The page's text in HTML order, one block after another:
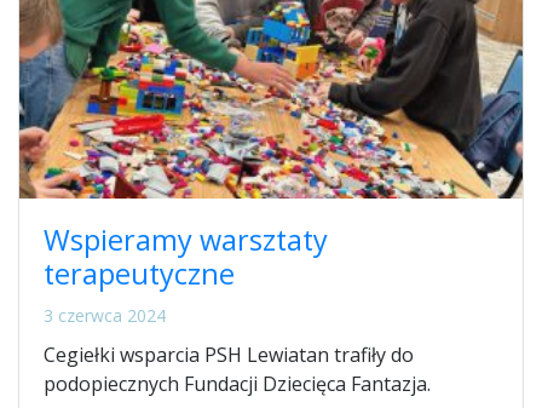
Wspieramy warsztaty
terapeutyczne
3 czerwca 2024
Cegiełki wsparcia PSH Lewiatan trafiły do
podopiecznych Fundacji Dziecięca Fantazja.